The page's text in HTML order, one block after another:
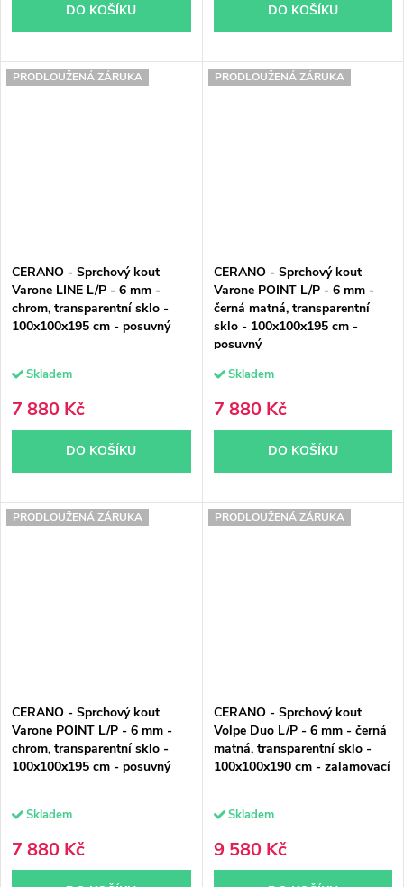
DO KOŠÍKU DO KOŠÍKU
PRODLOUŽENÁ ZÁRUKA
CERANO - Sprchový kout
Varone LINE L/P - 6 mm -
chrom, transparentní sklo -
100x100x195 cm - posuvný
Skladem
7 880 Kč
DO KOŠÍKU
PRODLOUŽENÁ ZÁRUKA
CERANO - Sprchový kout
Varone POINT L/P - 6 mm -
černá matná, transparentní
sklo - 100x100x195 cm -
posuvný
Skladem
7 880 Kč
DO KOŠÍKU
PRODLOUŽENÁ ZÁRUKA
CERANO - Sprchový kout
Varone POINT L/P - 6 mm -
chrom, transparentní sklo -
100x100x195 cm - posuvný
Skladem
7 880 Kč
PRODLOUŽENÁ ZÁRUKA
CERANO - Sprchový kout
Volpe Duo L/P - 6 mm - černá
matná, transparentní sklo -
100x100x190 cm - zalamovací
Skladem
9 580 Kč